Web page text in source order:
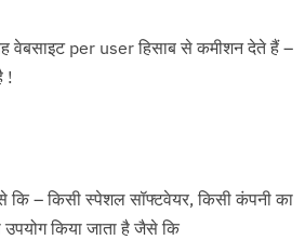
वेबसाइट per user हिसाब से कमीशन देते हैं –
!
– किसी स्पेशल सॉफ्टवेयर, किसी कंपनी का
किया जाता है जैसे कि